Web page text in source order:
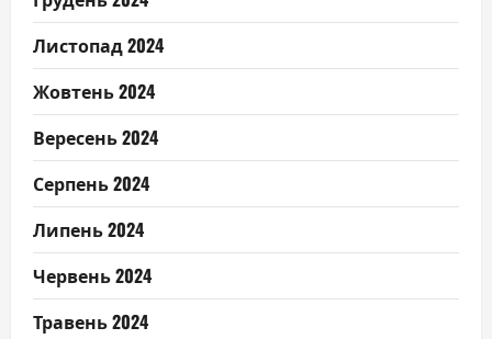
Листопад 2024
Жовтень 2024
Вересень 2024
Серпень 2024
Липень 2024
Червень 2024
Травень 2024